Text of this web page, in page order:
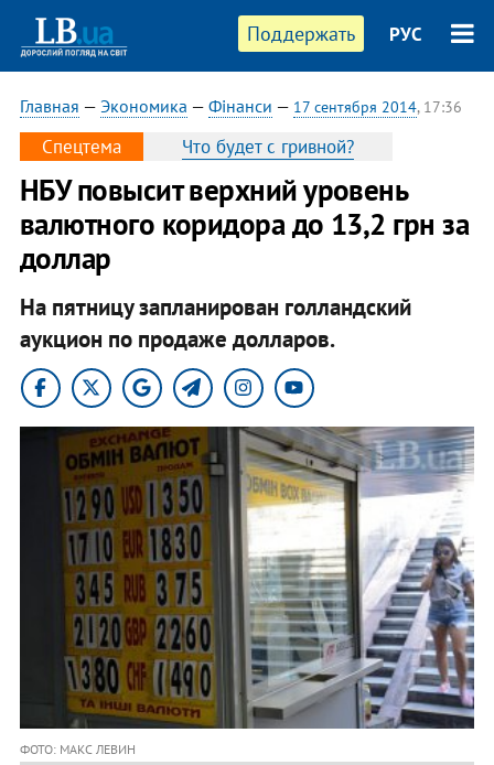
Поддержать РУС
Главная — Экономика — Фінанси — 17 сентября 2014, 17:36
Спецтема Что будет с гривной?
НБУ повысит верхний уровень
валютного коридора до 13,2 грн за
доллар
На пятницу запланирован голландский
аукцион по продаже долларов.
ФОТО: МАКС ЛЕВИН